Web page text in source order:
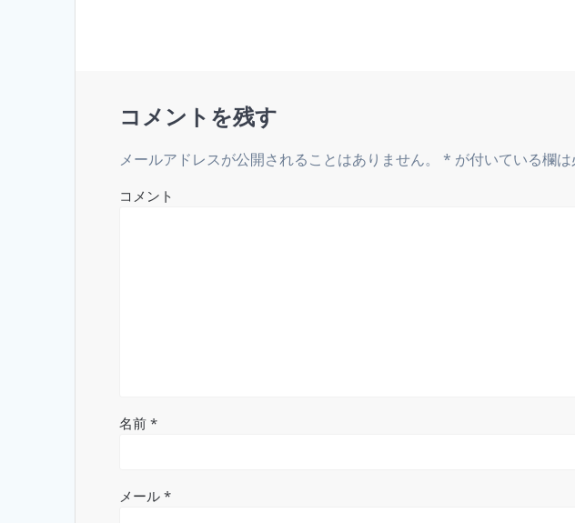
コメントを残す
メールアドレスが公開されることはありません。 * が付いている欄
コメント
名前*
メール*